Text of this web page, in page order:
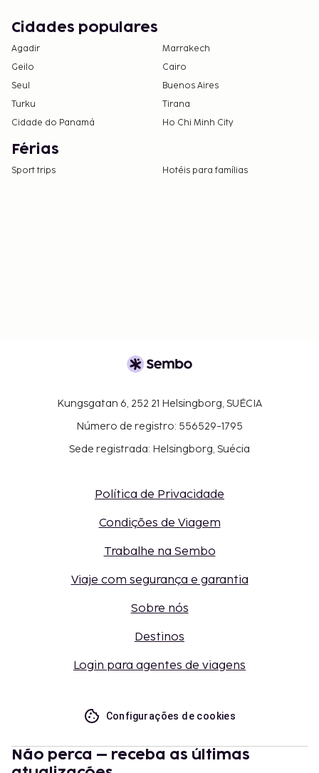
Cidades populares
Agadir
Marrakech
Geilo
Cairo
Seul
Buenos Aires
Turku
Tirana
Cidade do Panamá
Ho Chi Minh City
Férias
Sport trips Hotéis para famílias
Kungsgatan 6, 252 21 Helsingborg, SUÉCIA
Número de registro: 556529-1795
Sede registrada: Helsingborg, Suécia
Política de Privacidade
Condições de Viagem
Trabalhe na Sembo
Viaje com segurança e garantia
Sobre nós
Destinos
Login para agentes de viagens
Configurações de cookies
Não perca – receba as últimas